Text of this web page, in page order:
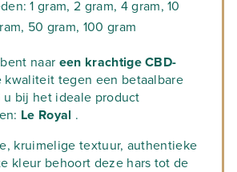
1 gram, 2 gram, 4 gram, 10
50 gram, 100 gram
naar een krachtige CBD-
kwaliteit tegen een betaalbare
u bij het ideale product
Le Royal .
kruimelige textuur, authentieke
kleur behoort deze hars tot de